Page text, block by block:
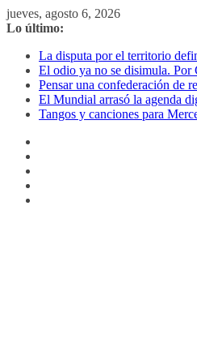
Saltar
al
jueves, agosto 6, 2026
Lo último:
La disputa por el territorio
El odio ya no se disimula. Por
Pensar una confederación de
El Mundial arrasó la agenda
Tangos y canciones para